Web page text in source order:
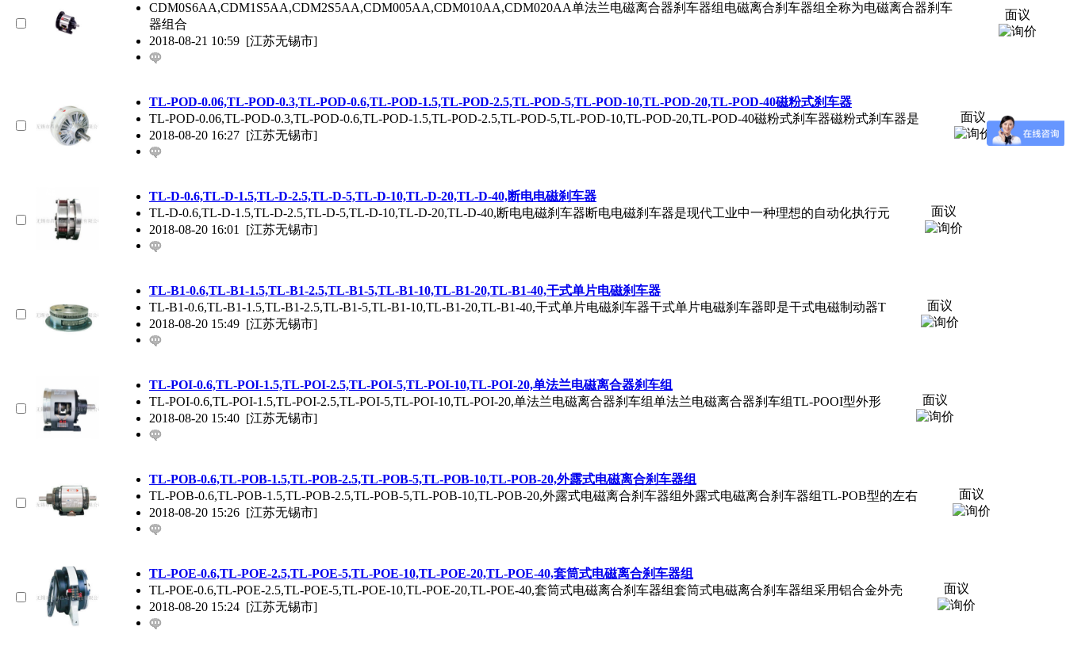
CDM0S6AA,CDM1S5AA,CDM2S5AA,CDM005AA,CDM010AA,CDM020AA单法兰电磁离合器刹车器组电磁离合刹车器组全称为电磁离合器刹车
器组合
2018-08-21 10:59 [江苏无锡市]
面议
TL-POD-0.06,TL-POD-0.3,TL-POD-0.6,TL-POD-1.5,TL-POD-2.5,TL-POD-5,TL-POD-10,TL-POD-20,TL-POD-40磁粉式刹车器
TL-POD-0.06,TL-POD-0.3,TL-POD-0.6,TL-POD-1.5,TL-POD-2.5,TL-POD-5,TL-POD-10,TL-POD-20,TL-POD-40磁粉式刹车器磁粉式刹车器是
2018-08-20 16:27 [江苏无锡市]
面议
TL-D-0.6,TL-D-1.5,TL-D-2.5,TL-D-5,TL-D-10,TL-D-20,TL-D-40,断电电磁刹车器
TL-D-0.6,TL-D-1.5,TL-D-2.5,TL-D-5,TL-D-10,TL-D-20,TL-D-40,断电电磁刹车器断电电磁刹车器是现代工业中一种理想的自动化执行元
2018-08-20 16:01 [江苏无锡市]
面议
TL-B1-0.6,TL-B1-1.5,TL-B1-2.5,TL-B1-5,TL-B1-10,TL-B1-20,TL-B1-40,干式单片电磁刹车器
TL-B1-0.6,TL-B1-1.5,TL-B1-2.5,TL-B1-5,TL-B1-10,TL-B1-20,TL-B1-40,干式单片电磁刹车器干式单片电磁刹车器即是干式电磁制动器T
2018-08-20 15:49 [江苏无锡市]
面议
TL-POI-0.6,TL-POI-1.5,TL-POI-2.5,TL-POI-5,TL-POI-10,TL-POI-20,单法兰电磁离合器刹车组
TL-POI-0.6,TL-POI-1.5,TL-POI-2.5,TL-POI-5,TL-POI-10,TL-POI-20,单法兰电磁离合器刹车组单法兰电磁离合器刹车组TL-POOI型外形
2018-08-20 15:40 [江苏无锡市]
面议
TL-POB-0.6,TL-POB-1.5,TL-POB-2.5,TL-POB-5,TL-POB-10,TL-POB-20,外露式电磁离合刹车器组
TL-POB-0.6,TL-POB-1.5,TL-POB-2.5,TL-POB-5,TL-POB-10,TL-POB-20,外露式电磁离合刹车器组外露式电磁离合刹车器组TL-POB型的左右
2018-08-20 15:26 [江苏无锡市]
面议
TL-POE-0.6,TL-POE-2.5,TL-POE-5,TL-POE-10,TL-POE-20,TL-POE-40,套筒式电磁离合刹车器组
TL-POE-0.6,TL-POE-2.5,TL-POE-5,TL-POE-10,TL-POE-20,TL-POE-40,套筒式电磁离合刹车器组套筒式电磁离合刹车器组采用铝合金外壳
2018-08-20 15:24 [江苏无锡市]
面议